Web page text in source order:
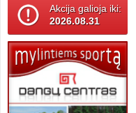
Akcija galioja iki:
2026.08.31